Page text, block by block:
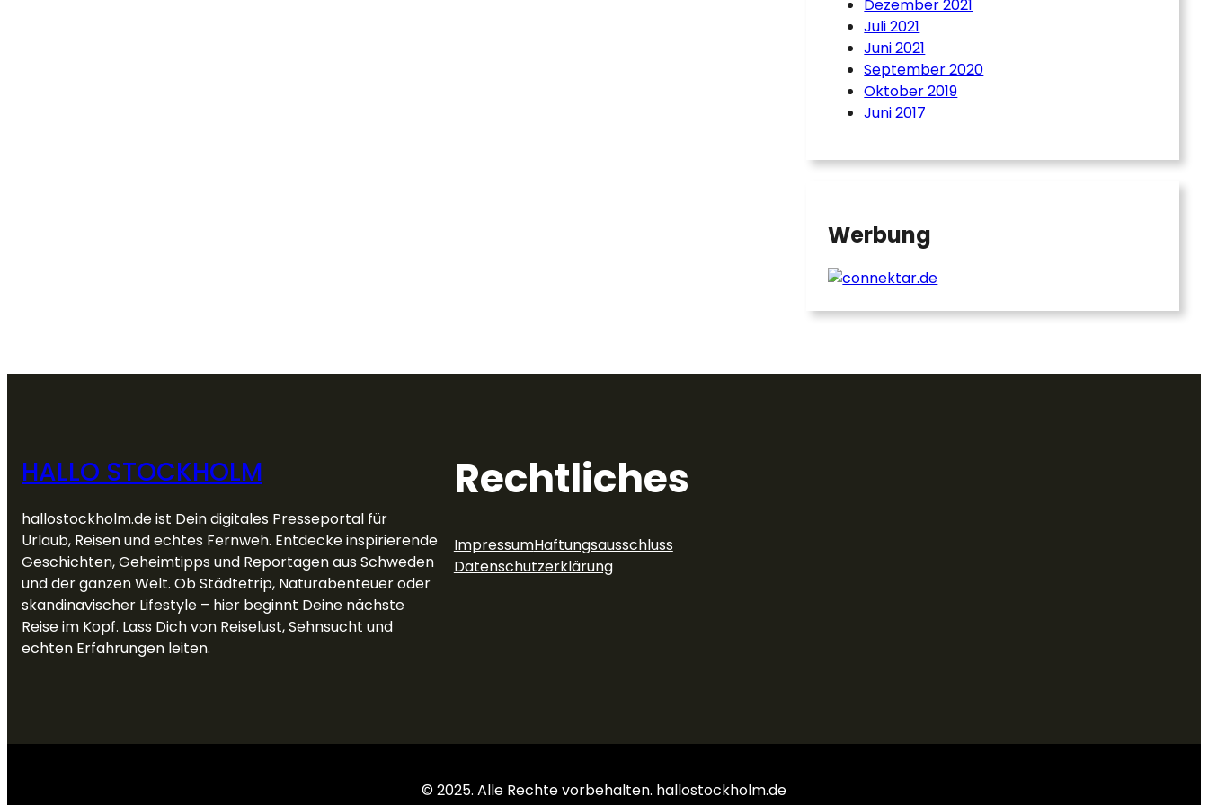
Dezember 2021
Juli 2021
Juni 2021
September 2020
Oktober 2019
Juni 2017
Werbung
HALLO STOCKHOLM
hallostockholm.de ist Dein digitales Presseportal für
Urlaub, Reisen und echtes Fernweh. Entdecke inspirierende
Geschichten, Geheimtipps und Reportagen aus Schweden
und der ganzen Welt. Ob Städtetrip, Naturabenteuer oder
skandinavischer Lifestyle – hier beginnt Deine nächste
Reise im Kopf. Lass Dich von Reiselust, Sehnsucht und
echten Erfahrungen leiten.
Rechtliches
ImpressumHaftungsausschluss
Datenschutzerklärung
© 2025. Alle Rechte vorbehalten. hallostockholm.de